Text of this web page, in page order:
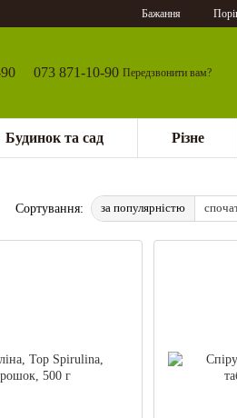
Бажання
073 871-10-90 Передзвонити вам?
Будинок та сад Різне
Сортування: за популярністю